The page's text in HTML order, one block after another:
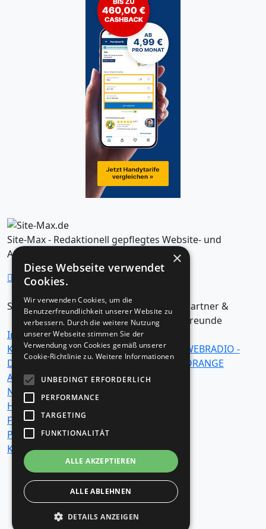
Site-Max - Redaktionell gepflegtes Website- und
Artikelverzeichnis
Seiten
Impressum /
Kontakt
Datenschutzerklärung
Allgemeine
Nutzungsbedingungen
Häufig gestellte
Fragen (F.A.Q. )
Partner
Kontakt
Kategorien
Business -
Finanzen -
Versicherungen
Einkaufen -
Produkt Tests -
Diät
Internet -
Kommunikation
- Computer
Lifestyle - Hobby
- Tiere
Partner &
Freunde
WEBRADIO -
ORANGE
×
Diese Webseite verwendet
Cookies.
Wir verwenden Cookies, um die
Benutzerfreundlichkeit unserer Website zu
verbessern. Durch die weitere Nutzung
unserer Webseite stimmen Sie der
Verwendung von Cookies gemäß unserer
Cookie-Richtlinie zu. Weitere Informationen
UNBEDINGT ERFORDERLICH
PERFORMANCE
TARGETING
FUNKTIONALITÄT
ALLE AKZEPTIEREN
ALLE ABLEHNEN
DETAILS ANZEIGEN